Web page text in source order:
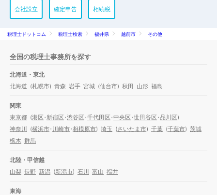
会社設立 確定申告 相続税
税理士ドットコム 税理士検索 福井県 越前市 その他
全国の税理士事務所を探す
北海道・東北
北海道 (札幌市) 青森 岩手 宮城 (仙台市) 秋田 山形 福島
関東
東京都 (港区・新宿区・渋谷区・千代田区・中央区・世田谷区・品川区)
神奈川
(横浜市・ 川崎市・相模原市) 埼玉 (さいたま市) 千葉 (千葉市) 茨城
栃木 群馬
北陸・甲信越
山梨 長野 新潟 (新潟市) 石川 富山 福井
東海